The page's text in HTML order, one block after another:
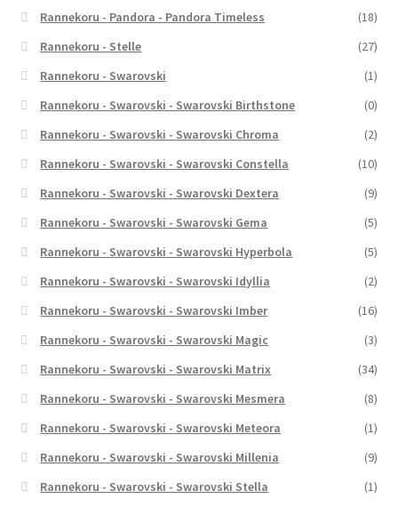
Rannekoru - Pandora - Pandora Timeless
(18)
Rannekoru - Stelle
(27)
Rannekoru - Swarovski
(1)
Rannekoru - Swarovski - Swarovski Birthstone
(0)
Rannekoru - Swarovski - Swarovski Chroma
(2)
Rannekoru - Swarovski - Swarovski Constella
(10)
Rannekoru - Swarovski - Swarovski Dextera
(9)
Rannekoru - Swarovski - Swarovski Gema
(5)
Rannekoru - Swarovski - Swarovski Hyperbola
(5)
Rannekoru - Swarovski - Swarovski Idyllia
(2)
Rannekoru - Swarovski - Swarovski Imber
(16)
Rannekoru - Swarovski - Swarovski Magic
(3)
Rannekoru - Swarovski - Swarovski Matrix
(34)
Rannekoru - Swarovski - Swarovski Mesmera
(8)
Rannekoru - Swarovski - Swarovski Meteora
(1)
Rannekoru - Swarovski - Swarovski Millenia
(9)
Rannekoru - Swarovski - Swarovski Stella
(1)